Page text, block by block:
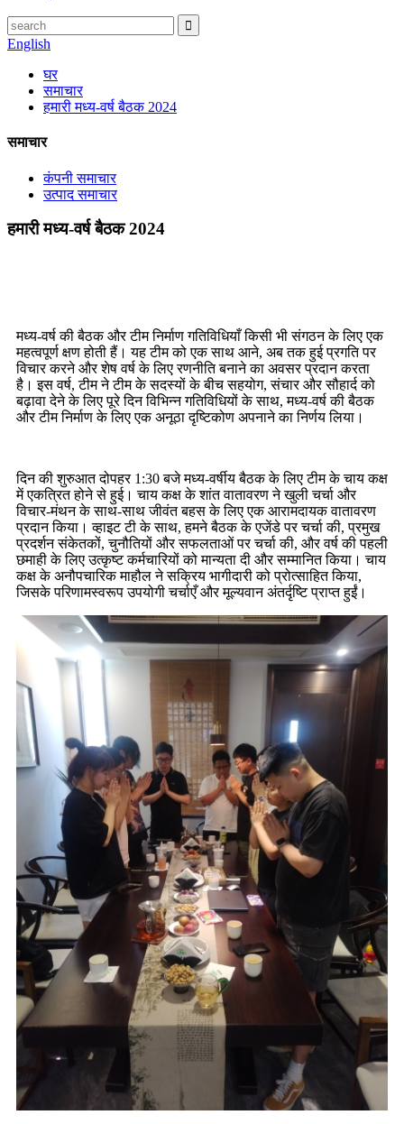
English
घर
समाचार
हमारी मध्य-वर्ष बैठक 2024
समाचार
कंपनी समाचार
उत्पाद समाचार
हमारी मध्य-वर्ष बैठक 2024
मध्य-वर्ष की बैठक और टीम निर्माण गतिविधियाँ किसी भी संगठन के लिए एक
महत्वपूर्ण क्षण होती हैं। यह टीम को एक साथ आने, अब तक हुई प्रगति पर
विचार करने और शेष वर्ष के लिए रणनीति बनाने का अवसर प्रदान करता
है। इस वर्ष, टीम ने टीम के सदस्यों के बीच सहयोग, संचार और सौहार्द को
बढ़ावा देने के लिए पूरे दिन विभिन्न गतिविधियों के साथ, मध्य-वर्ष की बैठक
और टीम निर्माण के लिए एक अनूठा दृष्टिकोण अपनाने का निर्णय लिया।
दिन की शुरुआत दोपहर 1:30 बजे मध्य-वर्षीय बैठक के लिए टीम के चाय कक्ष
में एकत्रित होने से हुई। चाय कक्ष के शांत वातावरण ने खुली चर्चा और
विचार-मंथन के साथ-साथ जीवंत बहस के लिए एक आरामदायक वातावरण
प्रदान किया। व्हाइट टी के साथ, हमने बैठक के एजेंडे पर चर्चा की, प्रमुख
प्रदर्शन संकेतकों, चुनौतियों और सफलताओं पर चर्चा की, और वर्ष की पहली
छमाही के लिए उत्कृष्ट कर्मचारियों को मान्यता दी और सम्मानित किया। चाय
कक्ष के अनौपचारिक माहौल ने सक्रिय भागीदारी को प्रोत्साहित किया,
जिसके परिणामस्वरूप उपयोगी चर्चाएँ और मूल्यवान अंतर्दृष्टि प्राप्त हुईं।